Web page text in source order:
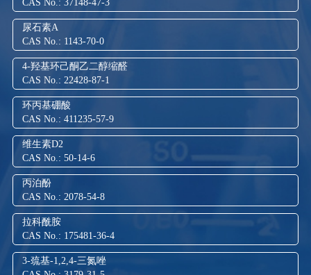
CAS No.: 37148-47-3
尿石素A
CAS No.: 1143-70-0
4-羟基环己酮乙二醇缩醛
CAS No.: 22428-87-1
环丙基硼酸
CAS No.: 411235-57-9
维生素D2
CAS No.: 50-14-6
丙泊酚
CAS No.: 2078-54-8
拉科酰胺
CAS No.: 175481-36-4
3-巯基-1,2,4-三氮唑